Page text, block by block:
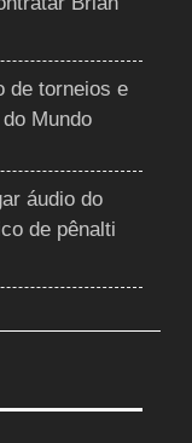
de torneios e
Mundo
áudio do
de pênalti